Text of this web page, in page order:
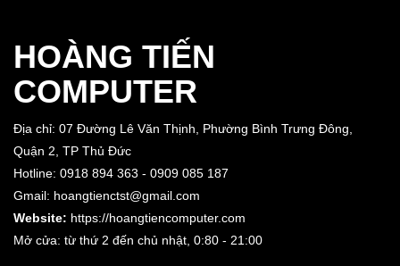
HOÀNG TIẾN
COMPUTER
Địa chỉ: 07 Đường Lê Văn Thịnh, Phường Bình Trưng Đông,
Quận 2, TP Thủ Đức
Hotline: 0918 894 363 - 0909 085 187
Gmail: hoangtienctst@gmail.com
Website: https://hoangtiencomputer.com
Mở cửa: từ thứ 2 đến chủ nhật, 0:80 - 21:00